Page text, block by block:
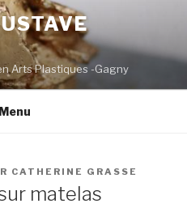
Arts Plastiques -Gagny
Menu
CATHERINE GRASSE
matelas